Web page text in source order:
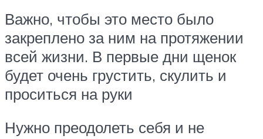
Важно, чтобы это место было
закреплено за ним на протяжении
всей жизни. В первые дни щенок
будет очень грустить, скулить и
проситься на руки
Нужно преодолеть себя и не